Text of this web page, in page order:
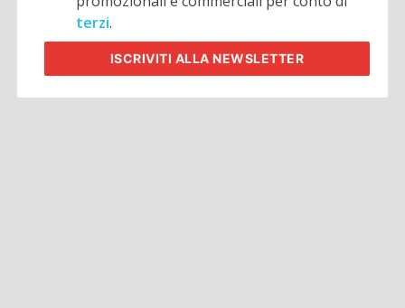
terzi.
ISCRIVITI ALLA NEWSLETTER